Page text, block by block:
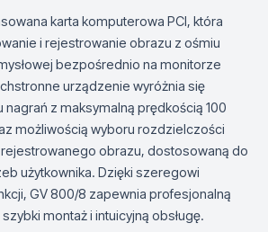
karta komputerowa PCI, która
i rejestrowanie obrazu z ośmiu
bezpośrednio na monitorze
urządzenie wyróżnia się
z maksymalną prędkością 100
możliwością wyboru rozdzielczości
obrazu, dostosowaną do
użytkownika. Dzięki szeregowi
GV 800/8 zapewnia profesjonalną
montaż i intuicyjną obsługę.